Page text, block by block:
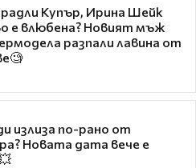
Купър, Ирина Шейк
е влюбена? Новият мъж
разпали лавина от
излиза по-рано от
Новата дата вече е